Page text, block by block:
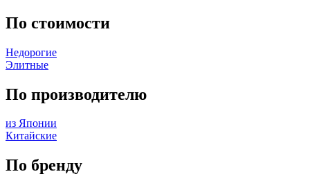
По стоимости
Недорогие
Элитные
По производителю
из Японии
Китайские
По бренду